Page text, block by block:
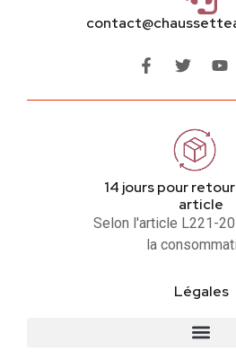
14 jours pour
article
Selon l'article L221-
la
Légales